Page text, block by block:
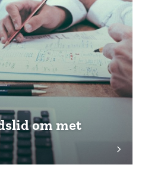
om met